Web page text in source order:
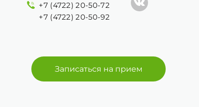
+7 (4722) 20-50-72
+7 (4722) 20-50-92
Записаться на прием